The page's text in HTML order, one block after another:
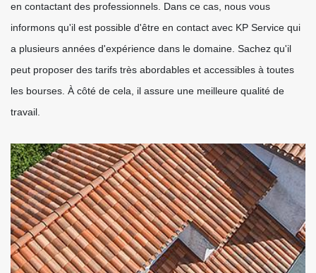
en contactant des professionnels. Dans ce cas, nous vous
informons qu'il est possible d'être en contact avec KP Service qui
a plusieurs années d'expérience dans le domaine. Sachez qu'il
peut proposer des tarifs très abordables et accessibles à toutes
les bourses. À côté de cela, il assure une meilleure qualité de
travail.